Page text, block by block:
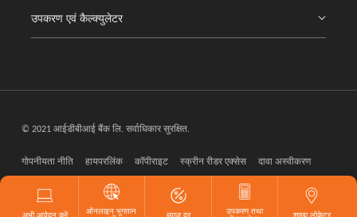
उपकरण एवं कैल्क्युलेटर
© 2021 आईडीबीआई बैंक लि. सर्वाधिकार सुरक्षित.
गोपनीयता नीति हायपरलिंक कॉपीराइट स्क्रीन रीडर एक्सेस
दावा अस्वीकरण
अभी आवेदन करें ऑनलाइन भुगतान ब्याज दर उपकरण तथा